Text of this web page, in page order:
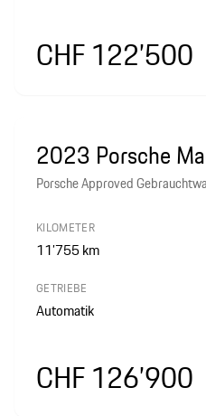
CHF 122’500
2023 Porsche
Porsche Approved
KILOMETER
11’755km
GETRIEBE
Automatik
CHF 126’900